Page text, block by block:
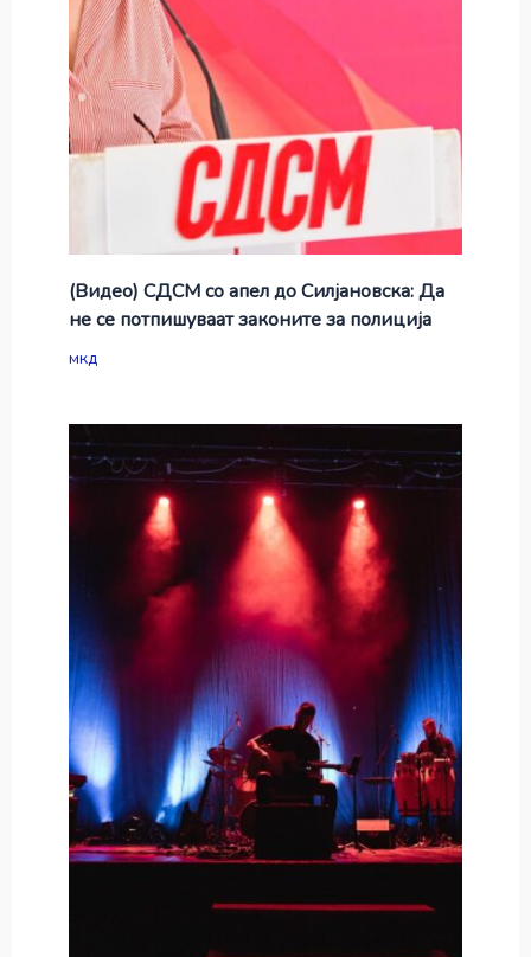
(Видео) СДСМ со апел до Силјановска: Да
не се потпишуваат законите за полиција
мкд